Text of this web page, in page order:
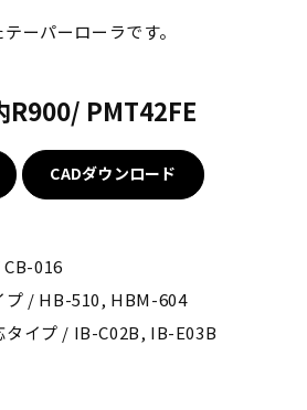
ーパーローラです。
PMT42FE
CADダウンロード
016
プ / HB-510, HBM-604
タイプ / IB-C02B, IB-E03B